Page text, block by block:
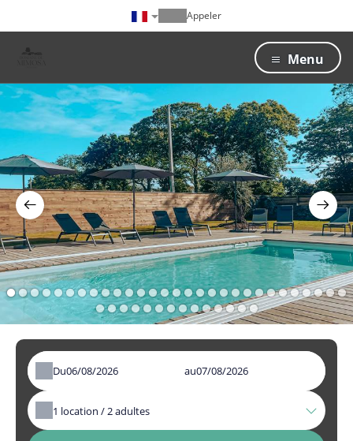
Appeler
Menu
1 2 3 4 5 6 7 8 9 101112 13141516171819 20 21 22 23 242526272829
3031323334353637383940414243
Du au
1 location /2adultes